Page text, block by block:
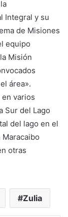
Integral y su
de Misiones
equipo
Misión
área».
varios
Sur del Lago
del lago en el
otras
Zulia